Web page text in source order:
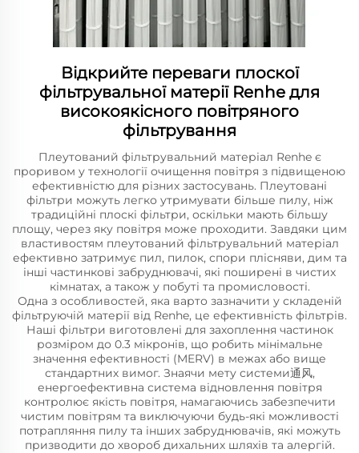
Відкрийте переваги плоскої
фільтрувальної матерії Renhe для
високоякісного повітряного
фільтрування
Плеутований фільтрувальний матеріал Renhe є
проривом у технології очищення повітря з підвищеною
ефективністю для різних застосувань. Плеутовані
фільтри можуть легко утримувати більше пилу, ніж
традиційні плоскі фільтри, оскільки мають більшу
площу, через яку повітря може проходити. Завдяки цим
властивостям плеутований фільтрувальний матеріал
ефективно затримує пил, пилок, спори плісняви, дим та
інші частинкові забруднювачі, які поширені в чистих
кімнатах, а також у побуті та промисловості.
Одна з особливостей, яка варто зазначити у складеній
фільтруючій матерії від Renhe, це ефективність фільтрів.
Наші фільтри виготовлені для захоплення частинок
розміром до 0.3 мікронів, що робить мінімальне
значення ефективності (MERV) в межах або вище
стандартних вимог. Знаячи мету системи通风,
енергоефективна система відновлення повітря
контролює якість повітря, намагаючись забезпечити
чистим повітрям та виключуючи будь-які можливості
потрапляння пилу та інших забруднювачів, які можуть
призводити до хвороб дихальних шляхів та алергій.